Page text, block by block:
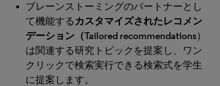
ブレーンストーミングのパートナーとし
て機能するカスタマイズされたレコメン
デーション（Tailored recommendations）
は関連する研究トピックを提案し、ワン
クリックで検索実行できる検索式を学生
に提案します。